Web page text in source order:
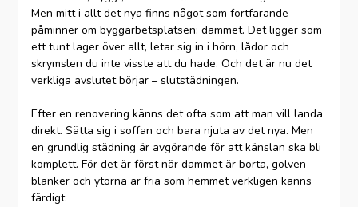
Men mitt i allt det nya finns något som fortfarande
påminner om byggarbetsplatsen: dammet. Det ligger som
ett tunt lager över allt, letar sig in i hörn, lådor och
skrymslen du inte visste att du hade. Och det är nu det
verkliga avslutet börjar – slutstädningen.
Efter en renovering känns det ofta som att man vill landa
direkt. Sätta sig i soffan och bara njuta av det nya. Men
en grundlig städning är avgörande för att känslan ska bli
komplett. För det är först när dammet är borta, golven
blänker och ytorna är fria som hemmet verkligen känns
färdigt.